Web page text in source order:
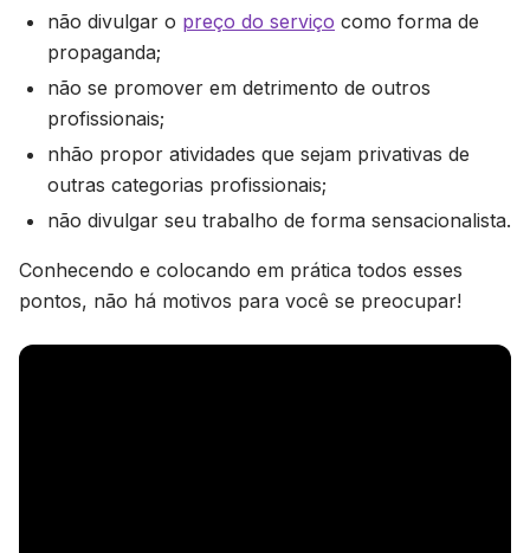
não divulgar o preço do serviço como forma de
propaganda;
não se promover em detrimento de outros
profissionais;
nhão propor atividades que sejam privativas de
outras categorias profissionais;
não divulgar seu trabalho de forma sensacionalista.
Conhecendo e colocando em prática todos esses
pontos, não há motivos para você se preocupar!